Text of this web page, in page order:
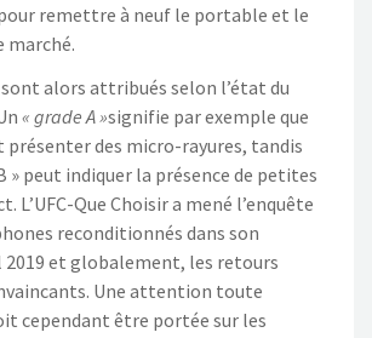
remettre à neuf le portable et le
marché.
sont alors attribués selon l’état du
« grade A »signifie par exemple que
présenter des micro-rayures, tandis
» peut indiquer la présence de petites
L’UFC-Que Choisir a mené l’enquête
reconditionnés dans son
2019 et globalement, les retours
Une attention toute
cependant être portée sur les